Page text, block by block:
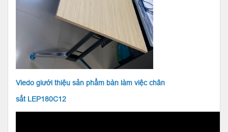
Viedo giưới thiệu sản phẩm bàn làm việc chân
sắt LEP180C12